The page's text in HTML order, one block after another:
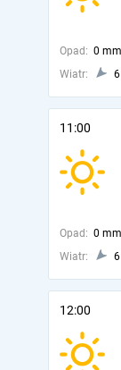
Opad: 0 mm
Wiatr:
11:00
Opad: 0 mm
Wiatr:
12:00